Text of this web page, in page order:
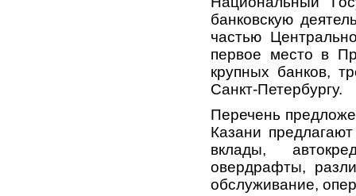
банковскую
частью
первое место в
крупных банков,
Санкт-Петербургу.
Перечень
Казани
вклады,
овердрафты,
обслуживание,